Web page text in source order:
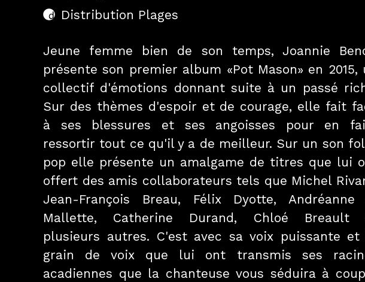
Distribution Plages
Jeune femme bien de son temps, Joannie
présente son premier album «Pot Mason» en 2015,
collectif d'émotions donnant suite à un passé
Sur des thèmes d'espoir et de courage, elle fait
à ses blessures et ses angoisses pour en
ressortir tout ce qu'il y a de meilleur. Sur un son
pop elle présente un amalgame de titres que lui
offert des amis collaborateurs tels que Michel
Jean-François Breau, Félix Dyotte, Andréanne
Mallette, Catherine Durand, Chloé Breault
plusieurs autres. C'est avec sa voix puissante et
grain de voix que lui ont transmis ses
acadiennes que la chanteuse vous séduira à